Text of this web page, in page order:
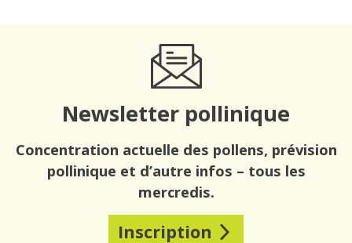
Newsletter pollinique
Concentration actuelle des pollens, prévision
pollinique et d’autre infos – tous les
mercredis.
Inscription